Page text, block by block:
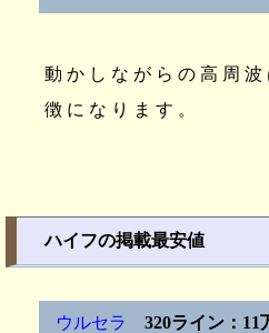
動かしながらの高周
徴になります。
ハイフの掲載最安値
ウルセラ 320ライン：11